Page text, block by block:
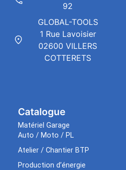
Catalogue
Matériel Garage
Auto / Moto / PL
Atelier / Chantier BTP
Production d’énergie
92
GLOBAL-TOOLS
1 Rue Lavoisier
02600 VILLERS
COTTERETS